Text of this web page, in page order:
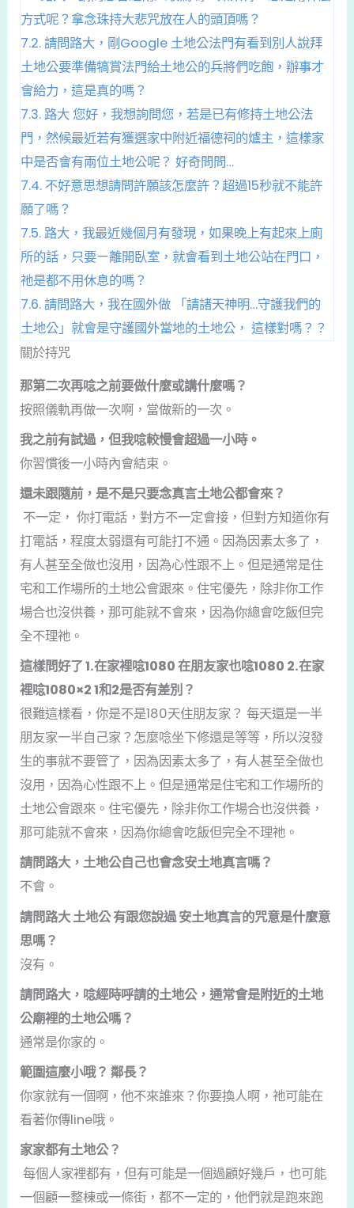
方式呢？拿念珠持大悲咒放在人的頭頂嗎？
7.2.請問路大，剛Google 土地公法門有看到別人說拜
土地公要準備犒賞法門給土地公的兵將們吃飽，辦事才
會給力，這是真的嗎？
7.3.路大 您好，我想詢問您，若是已有修持土地公法
門，然候最近若有獲選家中附近福德祠的爐主，這樣家
中是否會有兩位土地公呢？ 好奇問問…
7.4. 不好意思想請問許願該怎麼許？超過15秒就不能許
願了嗎？
7.5.路大，我最近幾個月有發現，如果晚上有起來上廁
所的話，只要ㄧ離開臥室，就會看到土地公站在門口，
祂是都不用休息的嗎？
7.6.請問路大，我在國外做 「請諸天神明…守護我們的
土地公」就會是守護國外當地的土地公， 這樣對嗎？？
關於持咒
那第二次再唸之前要做什麼或講什麼嗎？
按照儀軌再做一次啊，當做新的一次。
我之前有試過，但我唸較慢會超過一小時。
你習慣後一小時內會結束。
還未跟隨前，是不是只要念真言土地公都會來？
不一定， 你打電話，對方不一定會接，但對方知道你有
打電話，程度太弱還有可能打不通。因為因素太多了，
有人甚至全做也沒用，因為心性跟不上。但是通常是住
宅和工作場所的土地公會跟來。住宅優先，除非你工作
場合也沒供養，那可能就不會來，因為你總會吃飯但完
全不理祂。
這樣問好了 1.在家裡唸1080 在朋友家也唸1080 2.在家
裡唸1080×2 1和2是否有差別？
很難這樣看，你是不是180天住朋友家？ 每天還是一半
朋友家一半自己家？怎麼唸坐下修還是等等，所以沒發
生的事就不要管了，因為因素太多了，有人甚至全做也
沒用，因為心性跟不上。但是通常是住宅和工作場所的
土地公會跟來。住宅優先，除非你工作場合也沒供養，
那可能就不會來，因為你總會吃飯但完全不理祂。
請問路大，土地公自己也會念安土地真言嗎？
不會。
請問路大 土地公 有跟您說過 安土地真言的咒意是什麼意
思嗎？
沒有。
請問路大，唸經時呼請的土地公，通常會是附近的土地
公廟裡的土地公嗎？
通常是你家的。
範圍這麼小哦？ 鄰長？
你家就有一個啊，他不來誰來？你要換人啊，祂可能在
看著你傳line哦。
家家都有土地公？
每個人家裡都有，但有可能是一個過顧好幾戶，也可能
一個顧一整棟或一條街，都不一定的，他們就是跑來跑